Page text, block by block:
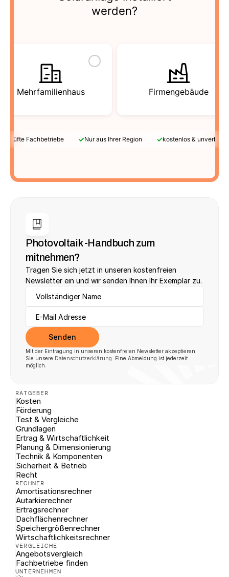
werden?
Mehrfamilienhaus Firmengebäude
Fachbetriebe ✓Nur aus Ihrer Region ✓kostenlos &
Photovoltaik -Handbuch zum
mitnehmen?
Tragen Sie sich jetzt in unseren kostenfreien
Newsletter ein und wir senden Ihnen Ihr Exemplar zu.
Senden
Mit der Eintragung in unseren kostenfreien Newsletter akzeptieren
Sie unsere Datenschutzerklärung . Eine Abmeldung ist jederzeit
möglich.
RATGEBER
Kosten
Förderung
Test & Vergleiche
Grundlagen
Ertrag & Wirtschaftlichkeit
Planung & Dimensionierung
Technik & Komponenten
Sicherheit & Betrieb
Recht
RECHNER
Amortisationsrechner
Autarkierechner
Ertragsrechner
Dachflächenrechner
Speichergrößenrechner
Wirtschaftlichkeitsrechner
VERGLEICHE
Angebotsvergleich
Fachbetriebe finden
UNTERNEHMEN